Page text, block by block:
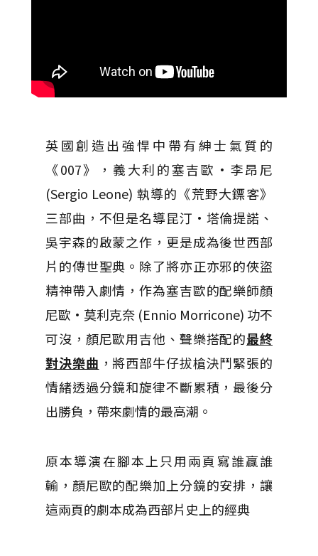
英國創造出強悍中帶有紳士氣質的
《007》，義大利的塞吉歐·李昂尼
(Sergio Leone) 執導的《荒野大鏢客》
三部曲，不但是名導昆汀·塔倫提諾、
吳宇森的啟蒙之作，更是成為後世西部
片的傳世聖典。除了將亦正亦邪的俠盜
精神帶入劇情，作為塞吉歐的配樂師顏
尼歐·莫利克奈 (Ennio Morricone) 功不
可沒，顏尼歐用吉他、聲樂搭配的最終
對決樂曲 ，將西部牛仔拔槍決鬥緊張的
情緒透過分鏡和旋律不斷累積，最後分
出勝負，帶來劇情的最高潮。
原本導演在腳本上只用兩頁寫誰贏誰
輸，顏尼歐的配樂加上分鏡的安排，讓
這兩頁的劇本成為西部片史上的經典